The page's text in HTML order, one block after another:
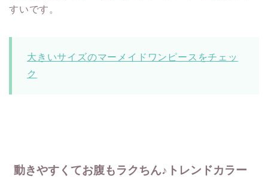
すいです。
大きいサイズのマーメイドワンピースをチェッ
ク
動きやすくてお腹もラクちん♪トレンドカラー